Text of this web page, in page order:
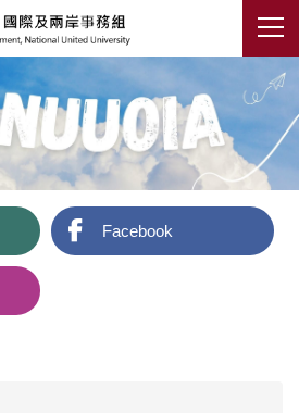
Facebook